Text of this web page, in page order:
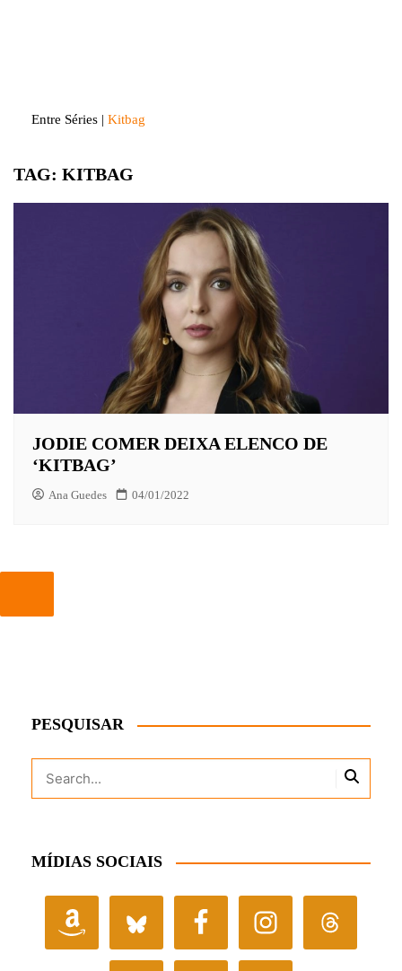
Entre Séries | Kitbag
TAG: KITBAG
JODIE COMER DEIXA ELENCO DE
‘KITBAG’
Ana Guedes 04/01/2022
PESQUISAR
MÍDIAS SOCIAIS